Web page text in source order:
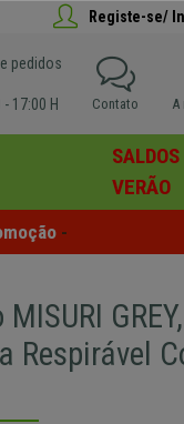
Registe-se/
pedidos
17:00 H A
Contato
SALDOS
VERÃO
-
Respirável